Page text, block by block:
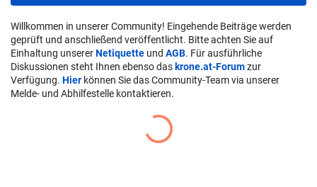
Willkommen in unserer Community! Eingehende Beiträge werden
geprüft und anschließend veröffentlicht. Bitte achten Sie auf
Einhaltung unsererNetiquette und AGB. Für ausführliche
Diskussionen steht Ihnen ebenso das krone.at-Forumzur
Verfügung. Hier können Sie das Community-Team via unserer
Melde- und Abhilfestelle kontaktieren.